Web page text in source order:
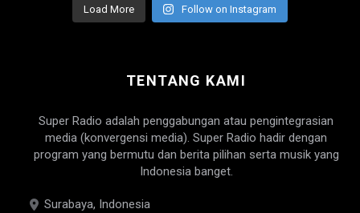
Load More Follow on Instagram
TENTANG KAMI
Super Radio adalah penggabungan atau pengintegrasian
media (konvergensi media). Super Radio hadir dengan
program yang bermutu dan berita pilihan serta musik yang
Indonesia banget.
Surabaya, Indonesia